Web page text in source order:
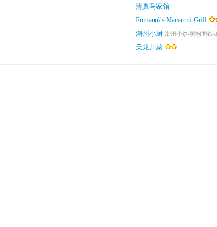
清真马家馆
Romano\'s Macaroni Grill
潮州小厨 潮州小炒-粥粉面饭
天龙川菜